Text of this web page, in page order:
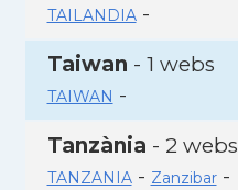
TAILANDIA-
Taiwan - 1 webs
TAIWAN -
Tanzània - 2 webs
TANZANIA- Zanzibar-